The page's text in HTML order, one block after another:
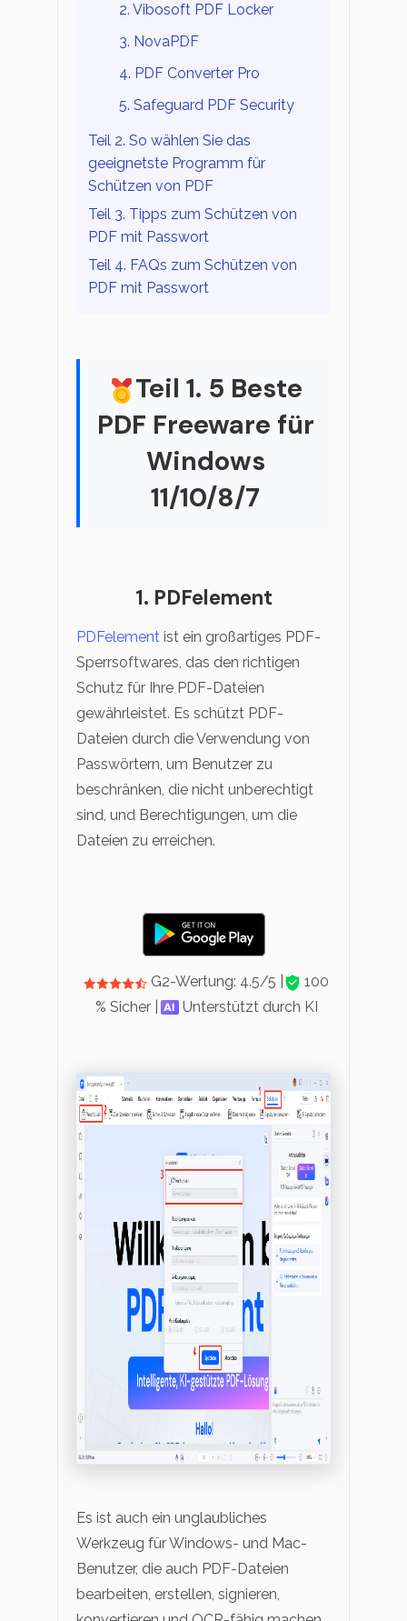
2. Vibosoft PDF Locker
3. NovaPDF
4. PDF Converter Pro
5. Safeguard PDF Security
Teil 2. So wählen Sie das
geeignetste Programm für
Schützen von PDF
Teil 3. Tipps zum Schützen von
PDF mit Passwort
Teil 4. FAQs zum Schützen von
PDF mit Passwort
Teil 1. 5 Beste
PDF Freeware für
Windows
11/10/8/7
1. PDFelement
PDFelement ist ein großartiges PDF-
Sperrsoftwares, das den richtigen
Schutz für Ihre PDF-Dateien
gewährleistet. Es schützt PDF-
Dateien durch die Verwendung von
Passwörtern, um Benutzer zu
beschränken, die nicht unberechtigt
sind, und Berechtigungen, um die
Dateien zu erreichen.
G2-Wertung: 4.5/5 |
100
% Sicher |
Unterstützt durch KI
Es ist auch ein unglaubliches
Werkzeug für Windows- und Mac-
Benutzer, die auch PDF-Dateien
bearbeiten, erstellen, signieren,